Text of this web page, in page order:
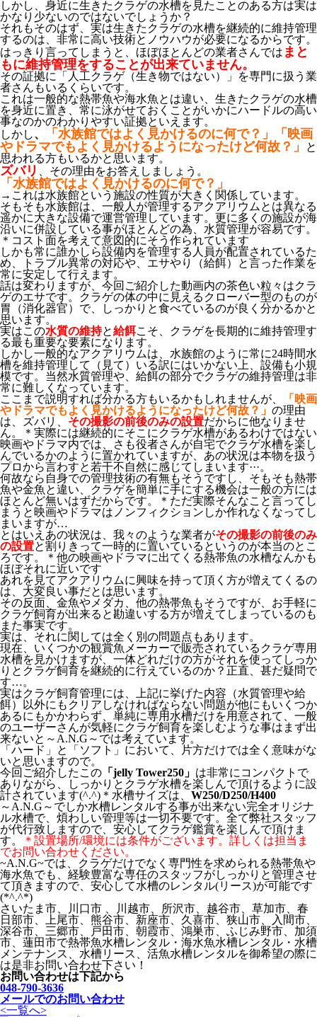
しかし、身近に生きたクラゲの水槽を見たことのある方は実は
かなり少ないのではないでしょうか？
それもそのはず、実は生きたクラゲの水槽を継続的に維持管理
するのは、非常に高い技術とノウハウが必要になるからです。
はっきり言ってしまうと、ほぼほとんどの業者さんでは まと
もに維持管理をすることが出来ていません。
その証拠に「人工クラゲ（生き物ではない）」を専門に扱う業
者さんもいるくらいです。
これは一般的な熱帯魚や海水魚とは違い、生きたクラゲの水槽
を身近に置き、常に泳がせておくことがいかにハードルの高い
事なのかのわかりやすい証拠といえます。
しかし、
「水族館ではよく見かけるのに何で？」「映画
やドラマでもよく見かけるようになったけど何故？」
と
思われる方もいるかと思います。
ズバリ 、その理由をお答えしましょう。
「水族館ではよく見かけるのに何で？」
→ これは水族館という施設の性質が大きく関係しています。
そもそも水族館は、一般人が管理するアクアリウムとは異なる
遥かに大きな設備で運営管理しています。更に多くの施設が海
沿いに併設している事がほとんどの為、水質管理が容易です。
＊コスト面を考えて意図的にそう作られています
しかも常に誰かしら設備内を管理する人員が配置されているた
め、トラブル異常の対応や、エサやり（給餌）と言った作業を
常に安定して行えます。
話は変わりますが、今回ご紹介した動画内の茶色い粒々はクラ
ゲのエサです。クラゲの体の中に見えるクローバー型のものが
胃（消化器官）で、しっかりと食べているのが良く分かるかと
思います。
実はこの水質の維持と給餌こそ、クラゲを長期的に維持管理す
る最も重要な要素になります。
しかし一般的なアクアリウムは、水族館のように常に24時間水
槽を維持管理して（見て）いる訳にはいかない上、設備も小規
模です。当然水質管理や、給餌の部分でクラゲの維持管理は非
常に難しくなっています。
ここまで説明すれば分かる方もいるかもしれませんが、
「映画
やドラマでもよく見かけるようになったけど何故？」 の理由
は、ズバリ、 その撮影の前後のみの設置だからに他なりませ
ん。＊実際には継続的にそこにクラゲ水槽があるわけではない
映画やドラマ内では、さも役者さんが自宅でクラゲ水槽を楽し
んでいるかのように置かれていますが、あの状況は本物を扱う
プロから言わすと若干不自然に感じてしまいます···。
何故なら自身での管理技術の有無もそうですし、そもそも熱帯
魚や金魚と違い、クラゲを簡単に手にする機会は一般の方には
ほとんど無いはずだからです。＊ただ実際そんなこと言ってし
まうと映画やドラマはノンフィクションしか作れなくなってし
まいますが…
とはいえあの状況は、我々のような業者がその撮影の前後のみ
の設置と割りきって一時的に置いているというのが本当のとこ
ろです。＊他の映画やドラマに出てくる熱帯魚の水槽なんかも
ほぼそれに近いです
あれを見てアクアリウムに興味を持って頂く方が増えてくるの
は、大変良い事だとは思います。
その反面、金魚やメダカ、他の熱帯魚もそうですが、お手軽に
クラゲ飼育が出来ると勘違いする方が増えてしまっているのも
また事実です。
実は、それに関しては全く別の問題点もあります。
現在、いくつかの観賞魚メーカーで販売されているクラゲ専用
水槽を見かけますが、一体どれだけの方がそれを使ってしっか
りとクラゲ飼育を継続的に行えているのか？正直、甚だ疑問で
す…。
実はクラゲ飼育管理には、上記に挙げた内容（水質管理や給
餌）以外にもクリアしなければならない問題が他にもいくつか
あるにもかかわらず、単純に専用水槽だけを用意されて、一般
のユーザーさんが気軽にクラゲ飼育を楽しむような事はまず出
来ないと～A.N.G～では考えています。
「ハード」と「ソフト」において、片方だけでは全く意味がな
いと思いますので。
今回ご紹介したこの 「jelly Tower250」 は非常にコンパクトで
ありながら、しっかりとクラゲ水槽を楽しんで頂けるように設
計されています(^.^)＊水槽サイズは、 W250/D250/H400
～A.N.G～でしか水槽レンタルする事が出来ない完全オリジナ
ル水槽で、煩わしい管理等は一切不要です。全て弊社スタッフ
が代行致しますので、安心してクラゲ鑑賞を楽しんで頂けま
す。
＊設置場所/環境には条件がございます。詳しくは担当ま
でお問い合わせください。
~A.N.G~では、クラゲだけでなく専門性を求められる熱帯魚や
海水魚でも、経験豊富な専任のスタッフがしっかりと管理させ
て頂きますので、安心して水槽のレンタル(リース)が可能です
(*^.^*)
さいたま市、川口市 、川越市、所沢市、越谷市、草加市、春
日部市、上尾市、熊谷市、新座市、久喜市、狭山市、入間市、
深谷市、三郷市、戸田市、朝霞市、鴻巣市、ふじみ野市、加須
市、蓮田市で熱帯魚水槽レンタル・海水魚水槽レンタル・水槽
メンテナンス、水槽リース、活魚水槽レンタルを御希望の際に
は是非お問い合わせ下さい！
お問い合わせは下記から
048-790-3636
メールでのお問い合わせ
<一覧へ>